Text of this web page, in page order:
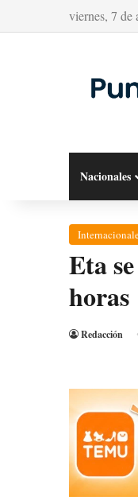
viernes, 7 de
Nacionales
Eta
horas
Redacción